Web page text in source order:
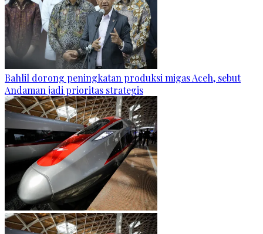
Bahlil dorong peningkatan produksi migas Aceh, sebut
Andaman jadi prioritas strategis